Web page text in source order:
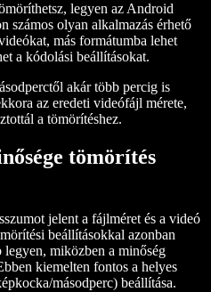
legyen az Android
számos olyan alkalmazás érhető
más formátumba lehet
a kódolási beállításokat.
akár több percig is
az eredeti videófájl mérete,
a tömörítéshez.
tömörítés
jelent a fájlméret és a videó
beállításokkal azonban
miközben a minőség
kiemelten fontos a helyes
másodperc) beállítása.